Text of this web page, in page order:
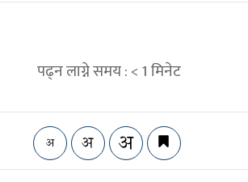
पढ्न लाग्ने समय :< 1मिनेट